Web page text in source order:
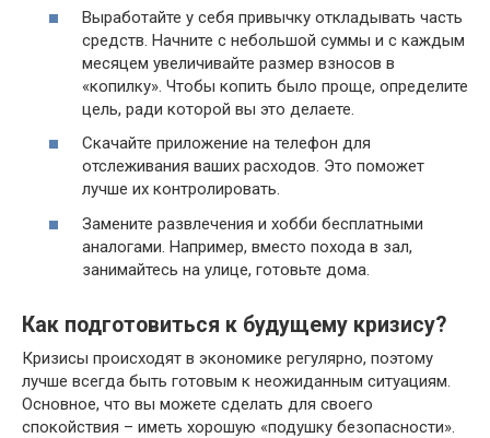
Выработайте у себя привычку откладывать часть
средств. Начните с небольшой суммы и с каждым
месяцем увеличивайте размер взносов в
«копилку». Чтобы копить было проще, определите
цель, ради которой вы это делаете.
Скачайте приложение на телефон для
отслеживания ваших расходов. Это поможет
лучше их контролировать.
Замените развлечения и хобби бесплатными
аналогами. Например, вместо похода в зал,
занимайтесь на улице, готовьте дома.
Как подготовиться к будущему кризису?
Кризисы происходят в экономике регулярно, поэтому
лучше всегда быть готовым к неожиданным ситуациям.
Основное, что вы можете сделать для своего
спокойствия – иметь хорошую «подушку безопасности».